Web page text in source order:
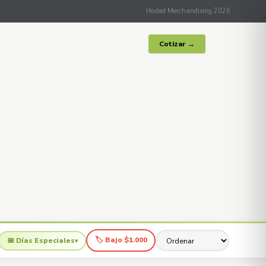
Hosted Merchandising 2026
Cotizar →
📅 Días Especiales▾ 🏷 Bajo $1.000